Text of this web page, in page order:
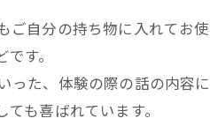
ご自分の持ち物に入れてお
す。
った、体験の際の話の内容
も喜ばれています。